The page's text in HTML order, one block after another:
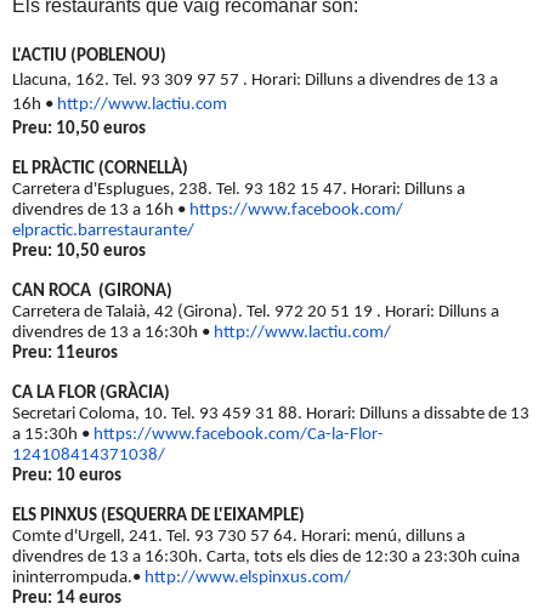
Els restaurants que vaig recomanar són:
L'ACTIU (POBLENOU)
Llacuna, 162. Tel. 93 309 97 57 . Horari: Dilluns a divendres de 13 a
16h • http://www.lactiu.com
Preu: 10,50 euros
EL PRÀCTIC (CORNELLÀ)
Carretera d'Esplugues, 238. Tel. 93 182 15 47. Horari: Dilluns a
divendres de 13 a 16h • https://www.facebook.com/
elpractic.barrestaurante/
Preu: 10,50 euros
CAN ROCA (GIRONA)
Carretera de Talaià, 42 (Girona). Tel. 972 20 51 19 . Horari: Dilluns a
divendres de 13 a 16:30h • http://www.lactiu.com/
Preu: 11euros
CA LA FLOR (GRÀCIA)
Secretari Coloma, 10. Tel. 93 459 31 88. Horari: Dilluns a dissabte de 13
a 15:30h • https://www.facebook.com/Ca- la-Flor-
124108414371038/
Preu: 10 euros
ELS PINXUS (ESQUERRA DE L'EIXAMPLE)
Comte d'Urgell, 241. Tel. 93 730 57 64. Horari: menú, dilluns a
divendres de 13 a 16:30h. Carta, tots els dies de 12:30 a 23:30h cuina
ininterrompuda.• http://www.elspinxus.com/
Preu: 14 euros